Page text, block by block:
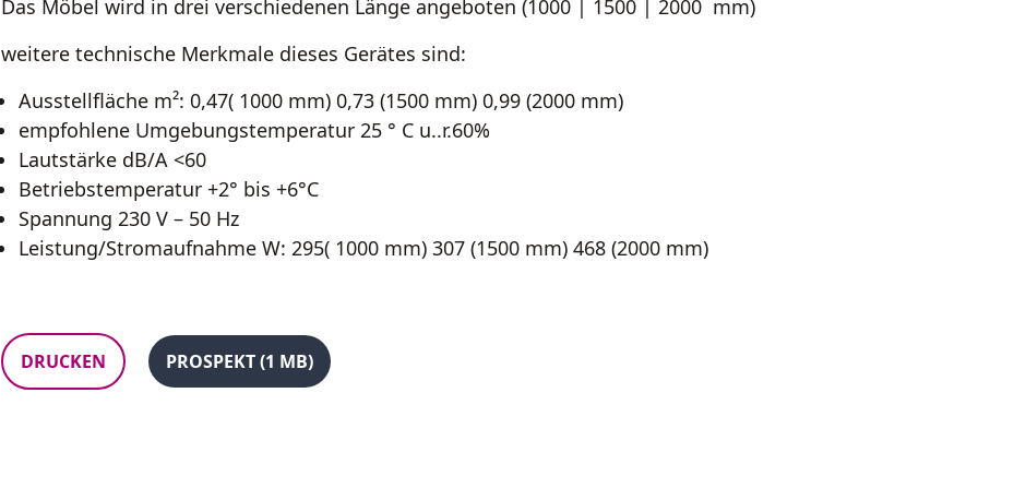
Das Möbel wird in drei verschiedenen Länge angeboten (1000 | 1500 | 2000 mm)
weitere technische Merkmale dieses Gerätes sind:
Ausstellfläche m²: 0,47( 1000 mm) 0,73 (1500 mm) 0,99 (2000 mm)
empfohlene Umgebungstemperatur 25 ° C u..r.60%
Lautstärke dB/A <60
Betriebstemperatur +2° bis +6°C
Spannung 230 V – 50 Hz
Leistung/Stromaufnahme W: 295( 1000 mm) 307 (1500 mm) 468 (2000 mm)
DRUCKEN PROSPEKT (1 MB)